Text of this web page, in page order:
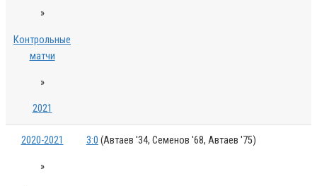
»
Контрольные
матчи
»
2021
2020-2021
»
3:0 (Автаев '34, Семенов '68, Автаев '75)